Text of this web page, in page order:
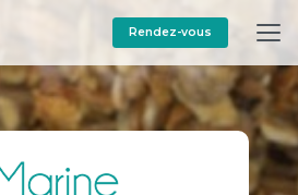
Rendez-vous